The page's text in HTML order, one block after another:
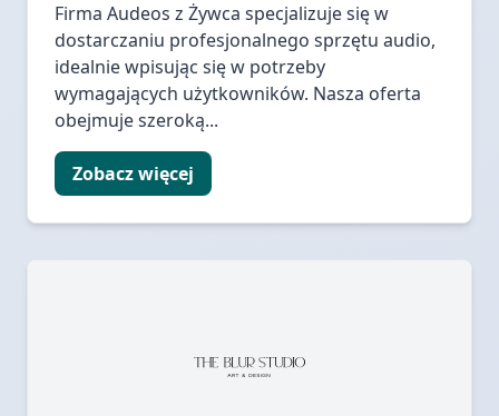
Firma Audeos z Żywca specjalizuje się w
dostarczaniu profesjonalnego sprzętu audio,
idealnie wpisując się w potrzeby
wymagających użytkowników. Nasza oferta
obejmuje szeroką...
Zobacz więcej